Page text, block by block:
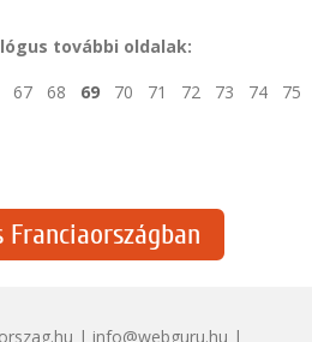
további oldalak:
67 68 69 70 71 72 73 74 75
| info@webguru.hu |